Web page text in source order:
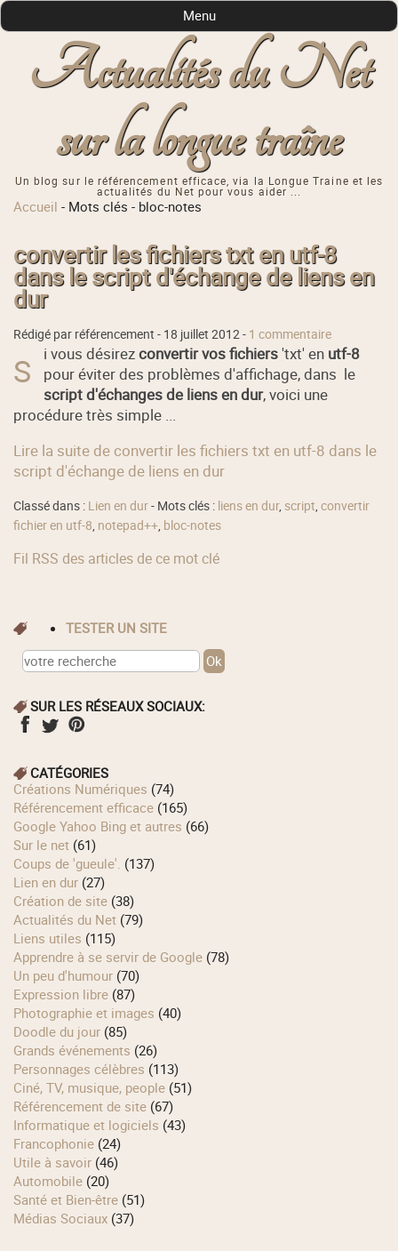
Actualités du Net
sur la longue traîne
Un blog sur le référencement efficace, via la Longue Traine et les
actualités du Net pour vous aider ...
Menu
Accueil - Mots clés - bloc-notes
convertir les fichiers txt en utf-8
dans le script d'échange de liens en
dur
Rédigé par référencement - 18 juillet 2012- 1 commentaire
S i vous désirezconvertir vos fichiers'txt' en utf-8
pour éviter des problèmes d'affichage, dans le
script d'échanges de liens en dur, voici une
procédure très simple ...
Lire la suite de convertir les fichiers txt en utf-8 dans le
script d'échange de liens en dur
Classé dans : Lien en dur- Mots clés : liens en dur, script,convertir
fichier en utf-8, notepad++, bloc-notes
Fil RSS des articles de ce mot clé
TESTER UN SITE
SUR LES RÉSEAUX SOCIAUX:
CATÉGORIES
Créations Numériques (74)
Référencement efficace (165)
Google Yahoo Bing et autres (66)
Sur le net (61)
Coups de 'gueule'. (137)
Lien en dur (27)
Création de site (38)
Actualités du Net (79)
Liens utiles (115)
Apprendre à se servir de Google (78)
Un peu d'humour (70)
Expression libre (87)
Photographie et images (40)
Doodle du jour (85)
Grands événements (26)
Personnages célèbres (113)
Ciné, TV, musique, people (51)
Référencement de site (67)
Informatique et logiciels (43)
Francophonie (24)
Utile à savoir (46)
Automobile (20)
Santé et Bien-être (51)
Médias Sociaux (37)